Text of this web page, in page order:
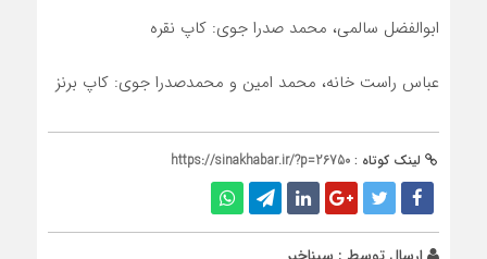
ابوالفضل سالمی، محمد صدرا جوی: کاپ نقره
عباس راست خانه، محمد امین و محمدصدرا جوی: کاپ برنز
لینک کوتاه : https://sinakhabar.ir/?p=26750